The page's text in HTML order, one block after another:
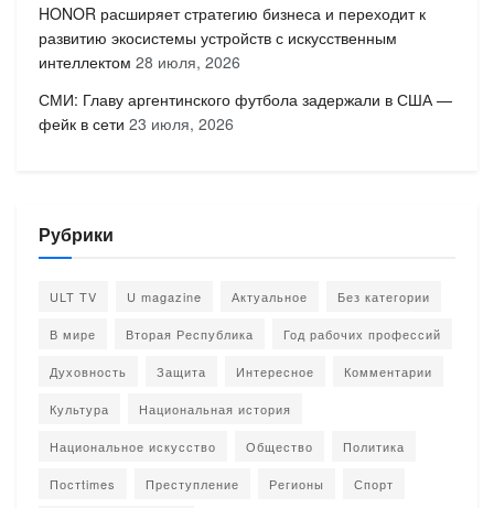
HONOR расширяет стратегию бизнеса и переходит к
развитию экосистемы устройств с искусственным
интеллектом 28 июля, 2026
СМИ: Главу аргентинского футбола задержали в США —
фейк в сети 23 июля, 2026
Рубрики
ULT TV U magazine Актуальное Без категории
В мире Вторая Республика Год рабочих профессий
Духовность Защита Интересное Комментарии
Культура Национальная история
Национальное искусство Общество Политика
Постtimes Преступление Регионы Спорт